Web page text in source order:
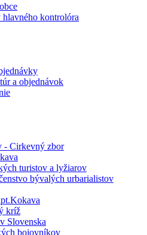
kontrolóra
a objednávok
- Cirkevný zbor
turistov a lyžiarov
bývalých urbarialistov
kríž
Slovenska
bojovníkov